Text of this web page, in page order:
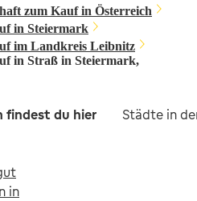
zum Kauf in Österreich
in Steiermark
im Landkreis Leibnitz
in Straß in Steiermark,
findest du hier Städte in
in